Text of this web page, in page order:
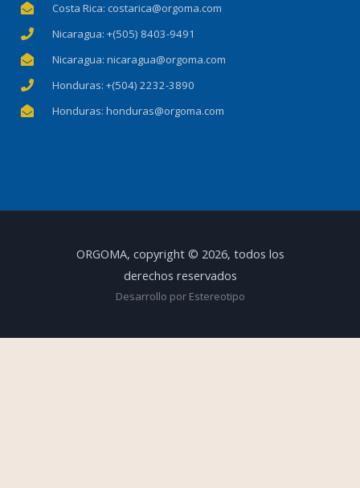
Costa Rica: costarica@orgoma.com
Nicaragua: +(505) 8403-9491
Nicaragua: nicaragua@orgoma.com
Honduras: +(504) 2232-3890
Honduras: honduras@orgoma.com
ORGOMA, copyright © 2026, todos los
derechos reservados
Desarrollo por Estereotipo